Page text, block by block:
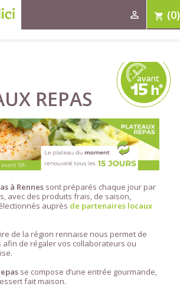
shopping_cart (0)

REPAS
à Rennes sont préparés chaque jour par
avec des produits frais, de saison,
auprès de partenaires locaux
de la région rennaise nous permet de
de régaler vos collaborateurs ou
se compose d’une entrée gourmande,
fait maison.